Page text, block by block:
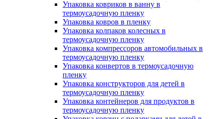
Упаковка ковриков в ванну в
термоусадочную пленку
Упаковка ковров в пленку
Упаковка колпаков колесных в
термоусадочную пленку
Упаковка компрессоров автомобильных в
термоусадочную пленку
Упаковка конвертов в термоусадочную
пленку
Упаковка конструкторов для детей в
термоусадочную пленку
Упаковка контейнеров для продуктов в
термоусадочную пленку